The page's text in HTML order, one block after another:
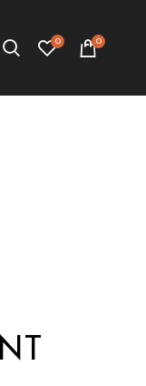
0 0